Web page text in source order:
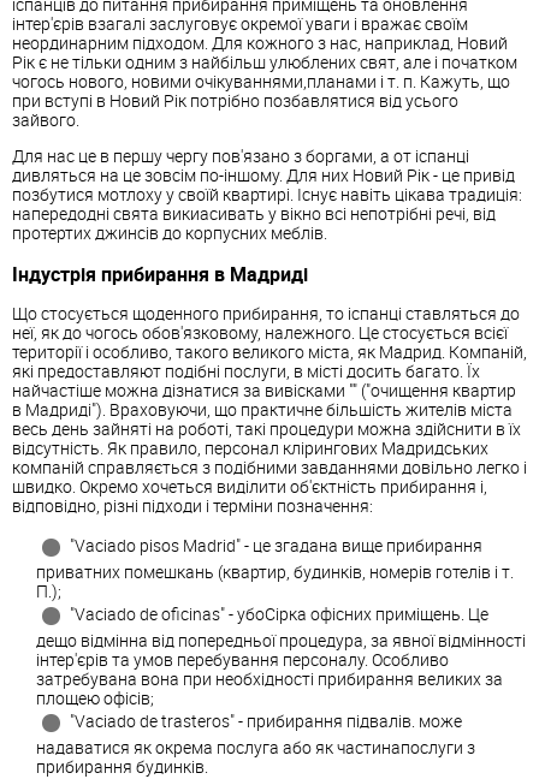
інтер'єрів взагалі заслуговує окремої уваги і вражає своїм
неординарним підходом. Для кожного з нас, наприклад, Новий
Рік є не тільки одним з найбільш улюблених свят, але і початком
чогось нового, новими очікуваннями,планами і т. п. Кажуть, що
при вступі в Новий Рік потрібно позбавлятися від усього
зайвого.
Для нас це в першу чергу пов'язано з боргами, а от іспанці
дивляться на це зовсім по-іншому. Для них Новий Рік - це привід
позбутися мотлоху у своїй квартирі. Існує навіть цікава традиція:
напередодні свята викиасивать у вікно всі непотрібні речі, від
протертих джинсів до корпусних меблів.
Індустрія прибирання в Мадриді
Що стосується щоденного прибирання, то іспанці ставляться до
неї, як до чогось обов'язковому, належного. Це стосується всієї
території і особливо, такого великого міста, як Мадрид. Компаній,
які предоставляют подібні послуги, в місті досить багато. Їх
найчастіше можна дізнатися за вивісками "" ("очищення квартир
в Мадриді"). Враховуючи, що практичне більшість жителів міста
весь день зайняті на роботі, такі процедури можна здійснити в їх
відсутність. Як правило, персонал клірингових Мадридських
компаній справляється з подібними завданнями довільно легко і
швидко. Окремо хочеться виділити об'єктність прибирання і,
відповідно, різні підходи і терміни позначення:
"Vaciado pisos Madrid" - це згадана вище прибирання
приватних помешкань (квартир, будинків, номерів готелів і т.
П.);
"Vaciado de oficinas" - убоСірка офісних приміщень. Це
дещо відмінна від попередньої процедура, за явної відмінності
інтер'єрів та умов перебування персоналу. Особливо
затребувана вона при необхідності прибирання великих за
площею офісів;
"Vaciado de trasteros" - прибирання підвалів. може
надаватися як окрема послуга або як частинапослуги з
прибирання будинків.